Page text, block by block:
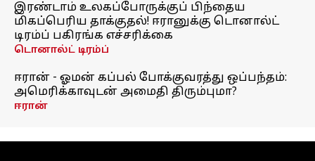
இரண்டாம் உலகப்போருக்குப் பிந்தைய
மிகப்பெரிய தாக்குதல்! ஈரானுக்கு டொனால்ட்
டிரம்ப் பகிரங்க எச்சரிக்கை
டொனால்ட் டிரம்ப்
ஈரான் - ஓமன் கப்பல் போக்குவரத்து ஒப்பந்தம்:
அமெரிக்காவுடன் அமைதி திரும்புமா?
ஈரான்